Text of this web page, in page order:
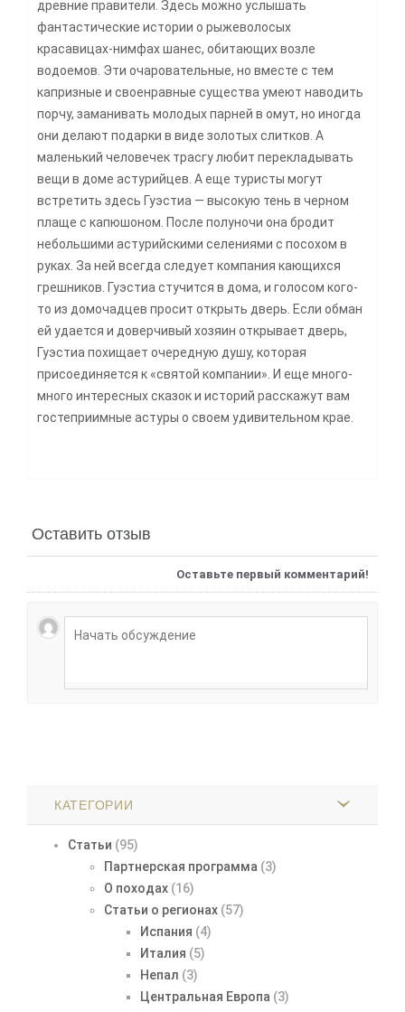
древние правители. Здесь можно услышать
фантастические истории о рыжеволосых
красавицах-нимфах шанес, обитающих возле
водоемов. Эти очаровательные, но вместе с тем
капризные и своенравные существа умеют наводить
порчу, заманивать молодых парней в омут, но иногда
они делают подарки в виде золотых слитков. А
маленький человечек трасгу любит перекладывать
вещи в доме астурийцев. А еще туристы могут
встретить здесь Гуэстиа — высокую тень в черном
плаще с капюшоном. После полуночи она бродит
небольшими астурийскими селениями с посохом в
руках. За ней всегда следует компания кающихся
грешников. Гуэстиа стучится в дома, и голосом кого-
то из домочадцев просит открыть дверь. Если обман
ей удается и доверчивый хозяин открывает дверь,
Гуэстиа похищает очередную душу, которая
присоединяется к «святой компании». И еще много-
много интересных сказок и историй расскажут вам
гостеприимные астуры о своем удивительном крае.
Оставить отзыв
Оставьте первый комментарий!
КАТЕГОРИИ
Статьи (95)
Партнерская программа (3)
О походах (16)
Статьи о регионах (57)
Испания (4)
Италия (5)
Непал (3)
Центральная Европа (3)